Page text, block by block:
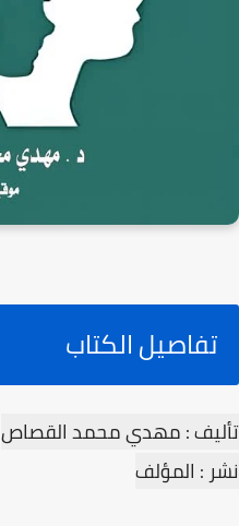
تفاصيل الكتاب
تأليف : مهدي محمد القصاص
نشر : المؤلف